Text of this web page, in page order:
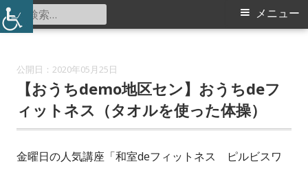
コ
ン
中川西地区センター
メ
メニュー
検
索:
2020年05月25日
【おうちdemo地区セン】おうちdeフ
ィットネス（タオルを使った体操）
金曜日の人気講座「和室deフィットネス ピルビスワ